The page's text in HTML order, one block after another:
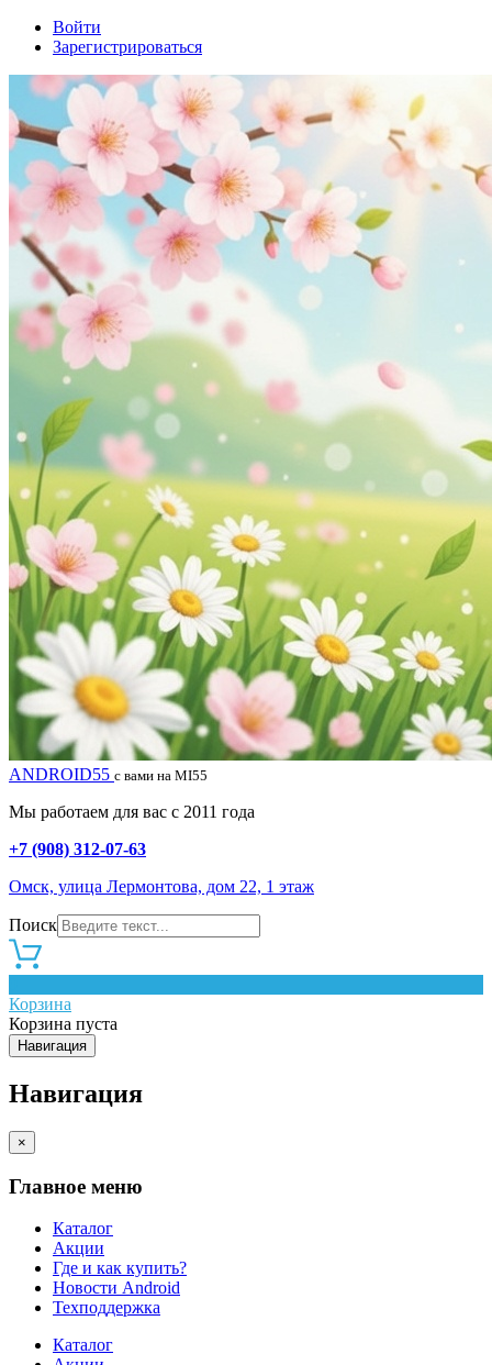
Войти
Зарегистрироваться
ANDROID55 с вами на MI55
Мы работаем для вас с 2011 года
+7 (908) 312-07-63
Омск, улица Лермонтова, дом 22, 1 этаж
Поиск
Корзина
Корзина пуста
Навигация
Навигация
×
Главное меню
Каталог
Акции
Где и как купить?
Новости Android
Техподдержка
Каталог